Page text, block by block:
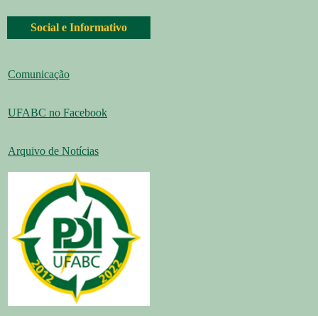
Social e Informativo
Comunicação
UFABC no Facebook
Arquivo de Notícias